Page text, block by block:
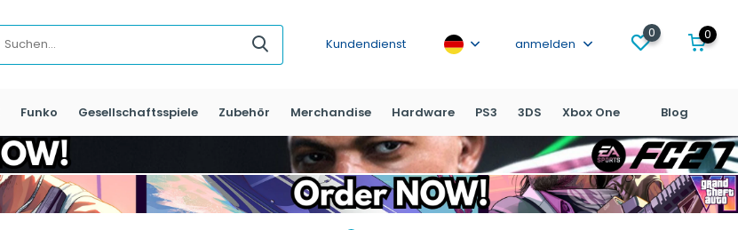
Kundendienst anmelden
0 0
Funko Gesellschaftsspiele Zubehör Merchandise Hardware PS3 3DS Xbox One Blog